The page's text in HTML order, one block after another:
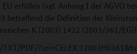
erfüllen (vgl. Anhang I der AGVO
betreffend die Definition der
K (2003) 1422 (2003/361/
PDF/